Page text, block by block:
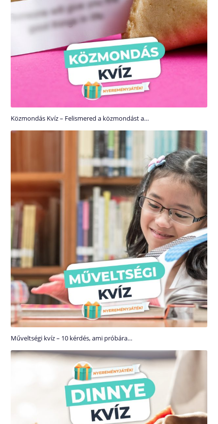
Közmondás Kvíz – Felismered a közmondást a…
Műveltségi kvíz – 10 kérdés, ami próbára…